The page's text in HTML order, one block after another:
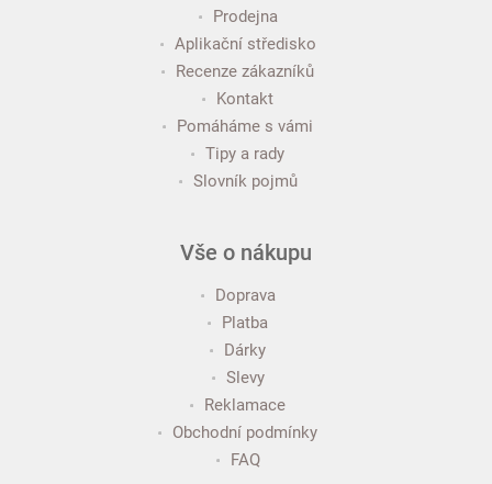
Prodejna
Aplikační středisko
Recenze zákazníků
Kontakt
Pomáháme s vámi
Tipy a rady
Slovník pojmů
Vše o nákupu
Doprava
Platba
Dárky
Slevy
Reklamace
Obchodní podmínky
FAQ